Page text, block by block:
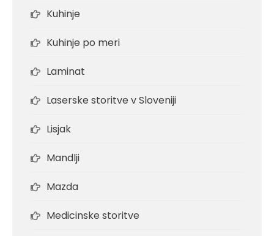
Kuhinje
Kuhinje po meri
Laminat
Laserske storitve v Sloveniji
Lisjak
Mandlji
Mazda
Medicinske storitve